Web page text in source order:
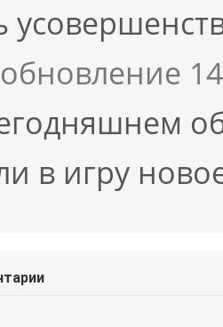
в игру